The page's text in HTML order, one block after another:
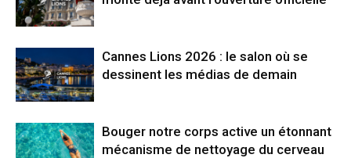
Cannes Lions 2026 : le salon où se
dessinent les médias de demain
Bouger notre corps active un étonnant
mécanisme de nettoyage du cerveau